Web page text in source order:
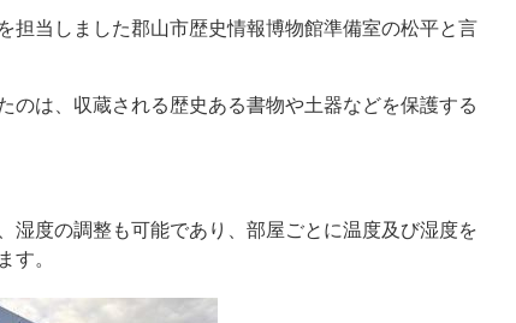
当しました郡山市歴史情報博物館準備室の松平と言
は、収蔵される歴史ある書物や土器などを保護する
度の調整も可能であり、部屋ごとに温度及び湿度を
す。